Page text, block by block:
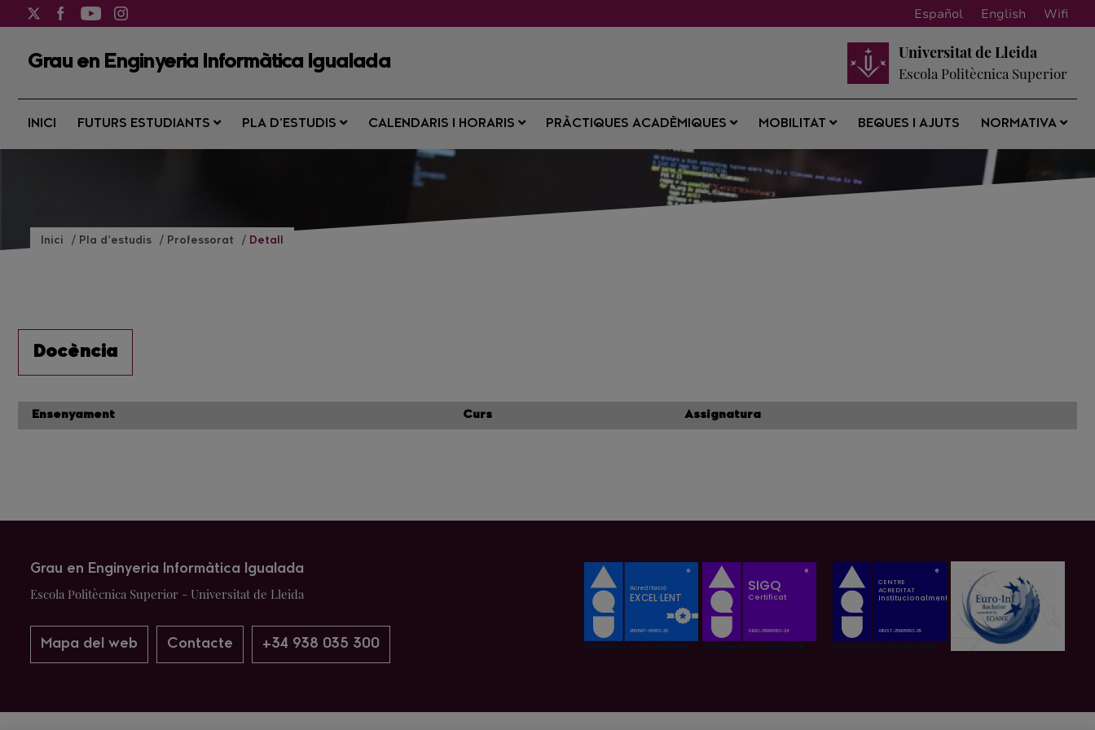
Español English Wifi
Grau en Enginyeria Informàtica Igualada
Universitat de Lleida
Escola Politècnica Superior
INICI FUTURS ESTUDIANTS PLA D’ESTUDIS CALENDARIS I HORARIS PRÀCTIQUES ACADÈMIQUES MOBILITAT BEQUES I AJUTS NORMATIVA
Inici Pla d’estudis Professorat Detall
Docència
Ensenyament Curs Assignatura
Grau en Enginyeria Informàtica Igualada
Escola Politècnica Superior - Universitat de Lleida
Mapa del web Contacte +34 938 035 300